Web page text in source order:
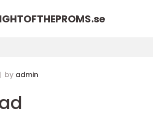
se
by admin